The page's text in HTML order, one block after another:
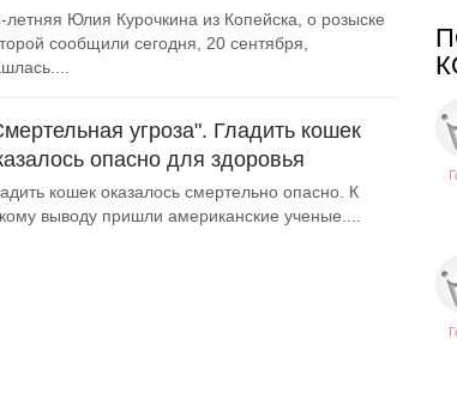
летняя Юлия Курочкина из Копейска, о розыске
сообщили сегодня, 20 сентября,
угроза". Гладить кошек
опасно для здоровья
кошек оказалось смертельно опасно. К
выводу пришли американские ученые....